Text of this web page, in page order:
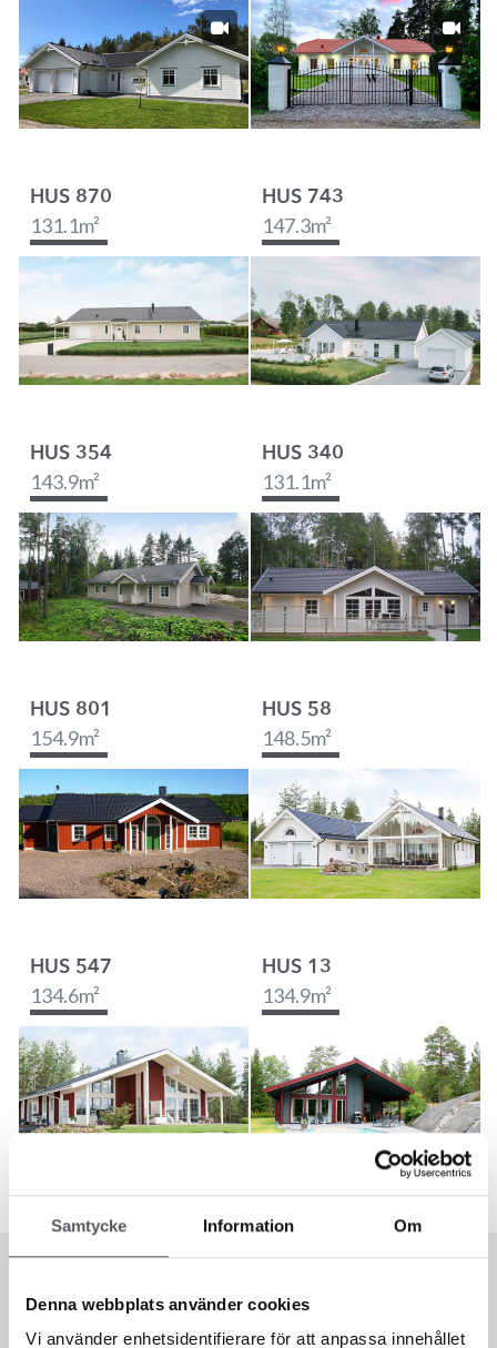
Samtycke Information Om
Denna webbplats använder cookies
Vi använder enhetsidentifierare för att anpassa innehållet
HUS 870
131.1m²
HUS 743
147.3m²
HUS 354
143.9m²
HUS 340
131.1m²
HUS 801
154.9m²
HUS 58
148.5m²
HUS 547
134.6m²
HUS 13
134.9m²